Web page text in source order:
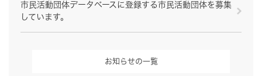
市民活動団体データベースに登録する市民活動団体を募集
しています。
お知らせの一覧